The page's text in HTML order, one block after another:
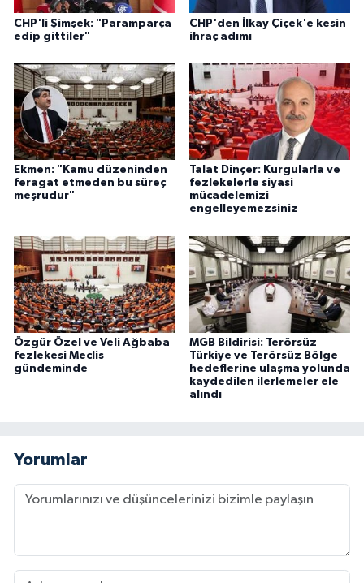
CHP'li Şimşek: "Paramparça
edip gittiler"
CHP'den İlkay Çiçek'e kesin
ihraç adımı
Ekmen: "Kamu düzeninden
feragat etmeden bu süreç
meşrudur"
Talat Dinçer: Kurgularla ve
fezlekelerle siyasi
mücadelemizi
engelleyemezsiniz
Özgür Özel ve Veli Ağbaba
fezlekesi Meclis
gündeminde
MGB Bildirisi: Terörsüz
Türkiye ve Terörsüz Bölge
hedeflerine ulaşma yolunda
kaydedilen ilerlemeler ele
alındı
Yorumlar